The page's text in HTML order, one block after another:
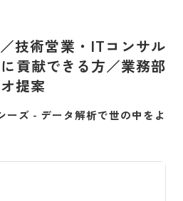
技術営業・ITコンサル
貢献できる方／業務部
提案
ーズ - データ解析で世の中をよ